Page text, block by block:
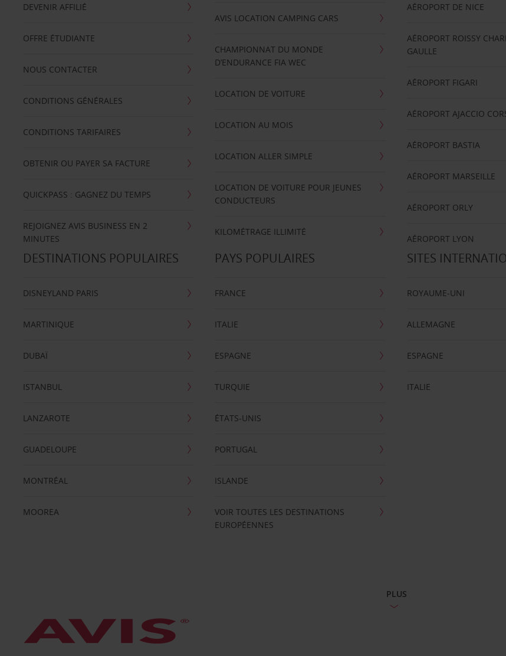
DEVENIR AFFILIÉ
OFFRE ÉTUDIANTE
NOUS CONTACTER
CONDITIONS GÉNÉRALES
CONDITIONS TARIFAIRES
OBTENIR OU PAYER SA FACTURE
QUICKPASS : GAGNEZ DU TEMPS
REJOIGNEZ AVIS BUSINESS EN 2
MINUTES
AVIS LOCATION CAMPING CARS
CHAMPIONNAT DU MONDE
D’ENDURANCE FIA WEC
LOCATION DE VOITURE
LOCATION AU MOIS
LOCATION ALLER SIMPLE
LOCATION DE VOITURE POUR JEUNES
CONDUCTEURS
KILOMÉTRAGE ILLIMITÉ
AÉROPORT DE NICE
AÉROPORT ROISSY
GAULLE
AÉROPORT FIGARI
AÉROPORT AJACCIO
AÉROPORT BASTIA
AÉROPORT MARSEILLE
AÉROPORT ORLY
AÉROPORT LYON
DESTINATIONS POPULAIRES
DISNEYLAND PARIS
MARTINIQUE
DUBAÏ
ISTANBUL
LANZAROTE
GUADELOUPE
MONTRÉAL
MOOREA
PAYS POPULAIRES
FRANCE
ITALIE
ESPAGNE
TURQUIE
ÉTATS-UNIS
PORTUGAL
ISLANDE
VOIR TOUTES LES DESTINATIONS
EUROPÉENNES
SITES
ROYAUME-UNI
ALLEMAGNE
ESPAGNE
ITALIE
PLUS